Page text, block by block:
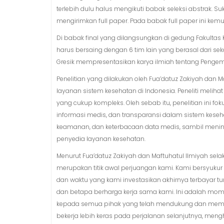
terlebih dulu halus mengikuti babak seleksi abstrak.
mengirimkan full paper. Pada babak full paper ini
Di babak final yang dilangsungkan di gedung Fakultas
harus bersaing dengan 6 tim lain yang berasal dari
Gresik mempresentasikan karya ilmiah tentang
Penelitian yang dilakukan oleh Fua’datuz Zakiyah
layanan sistem kesehatan di Indonesia. Peneliti
yang cukup kompleks. Oleh sebab itu, penelitian ini
informasi medis, dan transparansi dalam sistem
keamanan, dan keterbacaan data medis, sambil
penyedia layanan kesehatan.
Menurut Fua’datuz Zakiyah dan Maftuhatul Ilmiyah
merupakan titik awal perjuangan kami. Kami
dan waktu yang kami investasikan akhirnya terbayar
dan betapa berharga kerja sama kami. Ini adalah
kepada semua pihak yang telah mendukung dan
bekerja lebih keras pada perjalanan selanjutnya,